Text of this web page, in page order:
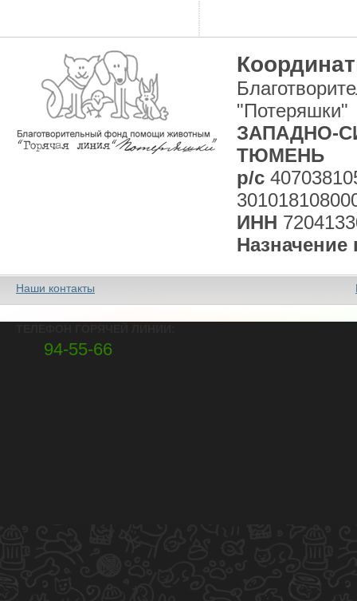
"Потеряшки"
ЗАПАДНО-
ТЮМЕНЬ
р/с
ИНН
Назначение
Наши контакты
94-55-66